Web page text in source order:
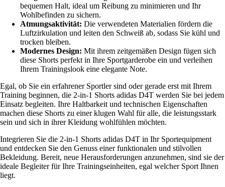
bequemen Halt, ideal um Reibung zu minimieren und Ihr
Wohlbefinden zu sichern.
Atmungsaktivität: Die verwendeten Materialien fördern die
Luftzirkulation und leiten den Schweiß ab, sodass Sie kühl und
trocken bleiben.
Modernes Design: Mit ihrem zeitgemäßen Design fügen sich
diese Shorts perfekt in Ihre Sportgarderobe ein und verleihen
Ihrem Trainingslook eine elegante Note.
Egal, ob Sie ein erfahrener Sportler sind oder gerade erst mit Ihrem
Training beginnen, die 2-in-1 Shorts adidas D4T werden Sie bei jedem
Einsatz begleiten. Ihre Haltbarkeit und technischen Eigenschaften
machen diese Shorts zu einer klugen Wahl für alle, die leistungsstark
sein und sich in ihrer Kleidung wohlfühlen möchten.
Integrieren Sie die 2-in-1 Shorts adidas D4T in Ihr Sportequipment
und entdecken Sie den Genuss einer funktionalen und stilvollen
Bekleidung. Bereit, neue Herausforderungen anzunehmen, sind sie der
ideale Begleiter für Ihre Trainingseinheiten, egal welcher Sport Ihnen
liegt.